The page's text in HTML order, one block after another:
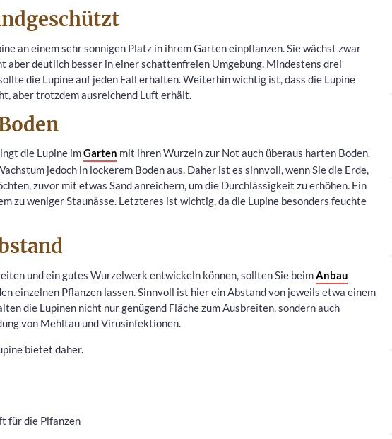
an einem sehr sonnigen Platz in ihrem Garten einpflanzen. Sie wächst zwar
aber deutlich besser in einer schattenfreien Umgebung. Mindestens drei
die Lupine auf jeden Fall erhalten. Weiterhin wichtig ist, dass die Lupine
aber trotzdem ausreichend Luft erhält.
die Lupine imGarten mit ihren Wurzeln zur Not auch überaus harten Boden.
jedoch in lockerem Boden aus. Daher ist es sinnvoll, wenn Sie die Erde,
zuvor mit etwas Sand anreichern, um die Durchlässigkeit zu erhöhen. Ein
zu weniger Staunässe. Letzteres ist wichtig, da die Lupine besonders feuchte
und ein gutes Wurzelwerk entwickeln können, sollten Sie beimAnbau
einzelnen Pflanzen lassen. Sinnvoll ist hier ein Abstand von jeweils etwa einem
die Lupinen nicht nur genügend Fläche zum Ausbreiten, sondern auch
von Mehltau und Virusinfektionen.
bietet daher.
für die Plfanzen